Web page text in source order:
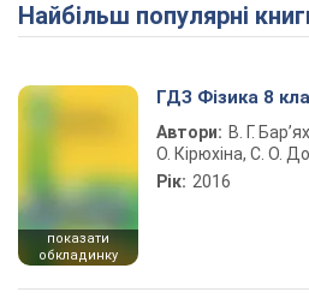
Найбільш популярні
показати
обкладинку
ГДЗ Фізика 8
Автори: В. Г.
О. Кірюхіна, С. О.
Рік: 2016